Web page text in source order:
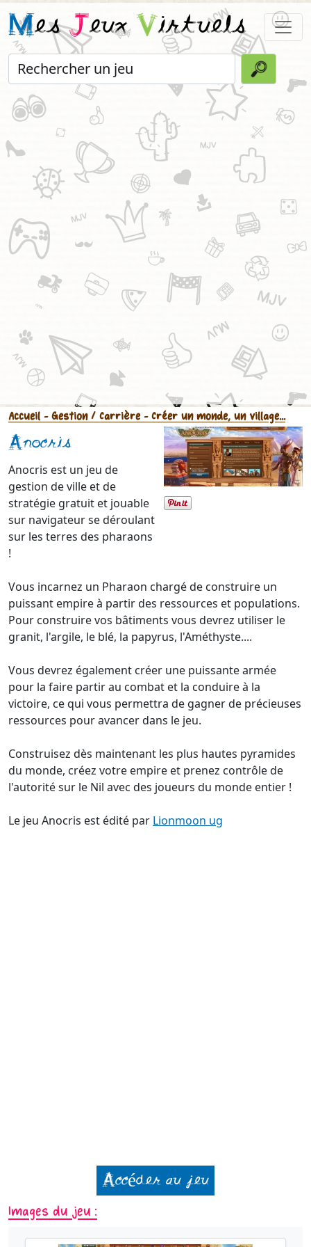
MesJeuxVirtuels
Accueil - Gestion / Carrière- Créer un monde, un village...
Anocris
Anocris est un jeu de
gestion de ville et de
stratégie gratuit et jouable
sur navigateur se déroulant
sur les terres des pharaons
!
Vous incarnez un Pharaon chargé de construire un
puissant empire à partir des ressources et populations.
Pour construire vos bâtiments vous devrez utiliser le
granit, l'argile, le blé, la papyrus, l'Améthyste....
Vous devrez également créer une puissante armée
pour la faire partir au combat et la conduire à la
victoire, ce qui vous permettra de gagner de précieuses
ressources pour avancer dans le jeu.
Construisez dès maintenant les plus hautes pyramides
du monde, créez votre empire et prenez contrôle de
l'autorité sur le Nil avec des joueurs du monde entier !
Le jeu Anocris est édité par Lionmoon ug
Accéder au jeu
Images du jeu :